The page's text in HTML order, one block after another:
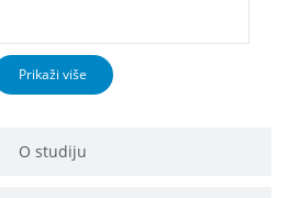
O studiju
Prikaži više